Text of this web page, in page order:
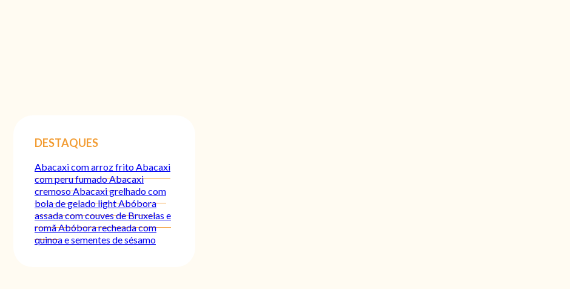
DESTAQUES
Abacaxi com arroz fritoAbacaxi
com peru fumadoAbacaxi
cremosoAbacaxi grelhado com
bola de gelado lightAbóbora
assada com couves de Bruxelas e
romãAbóbora recheada com
quinoa e sementes de sésamo